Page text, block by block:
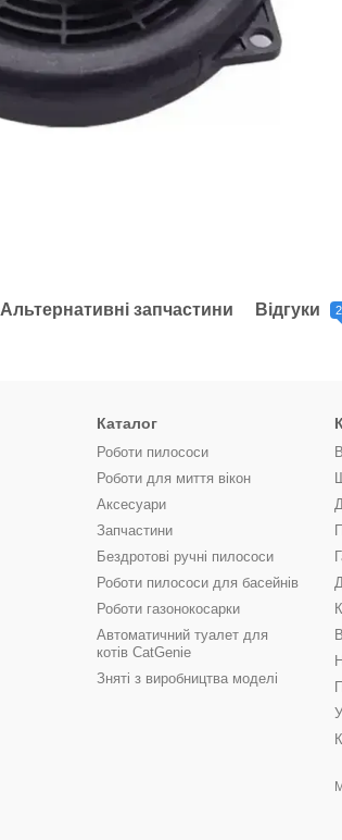
Альтернативні запчастини Відгуки 2
Каталог
Роботи пилососи
Роботи для миття вікон
Аксесуари
Запчастини
Бездротові ручні пилососи
Роботи пилососи для басейнів
Роботи газонокосарки
Автоматичний туалет для
котів CatGenie
Зняті з виробництва моделі